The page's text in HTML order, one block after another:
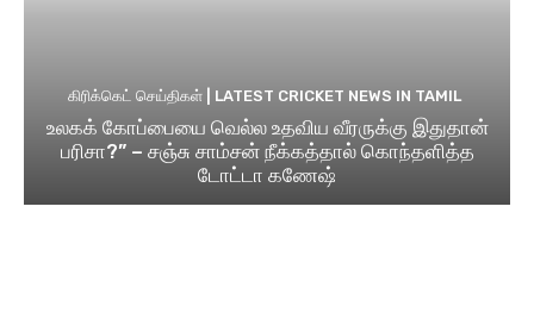
கிரிக்கெட் செய்திகள் | LATEST CRICKET NEWS IN TAMIL
உலகக் கோப்பையை வெல்ல உதவிய வீரருக்கு இதுதான்
பரிசா?” – சஞ்சு சாம்சன் நீக்கத்தால் கொந்தளித்த
டோட்டா கணேஷ்